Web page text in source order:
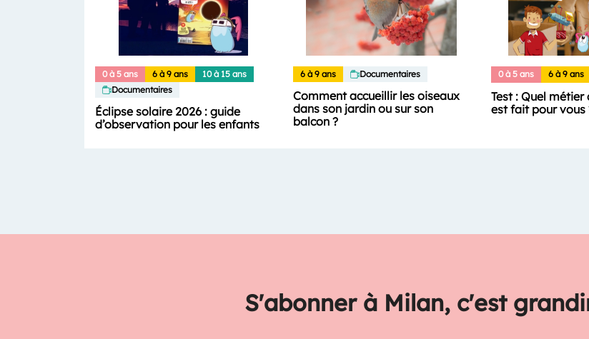
0 à 5 ans 6 à 9 ans
10 à 15 ans
Documentaires
Éclipse solaire 2026 : guide
d’observation pour les enfants
6 à 9 ans Documentaires
Comment accueillir les oiseaux
dans son jardin ou sur son
balcon ?
0 à 5 ans 6 à 9 ans
Test : Quel
est fait pour vous
S'abonner à Milan, c'est